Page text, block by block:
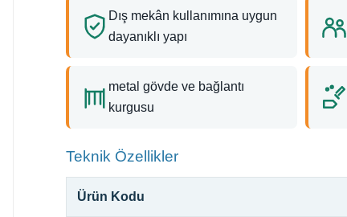
Dış mekân kullanımına uygun
dayanıklı yapı
metal gövde ve bağlantı
kurgusu
Teknik Özellikler
Ürün Kodu